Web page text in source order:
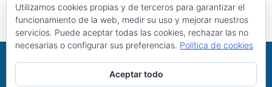
CDF Arqueros Susarros de Bembibre © 2026. Todos los
Utilizamos cookies propias y de terceros para garantizar el
funcionamiento de la web, medir su uso y mejorar nuestros
servicios. Puede aceptar todas las cookies, rechazar las no
necesarias o configurar sus preferencias. Política de cookies
Aceptar todo